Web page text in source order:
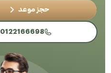
حجز موعد
0122166698